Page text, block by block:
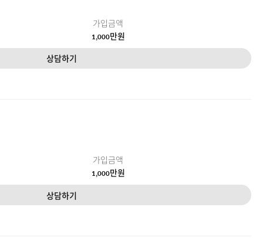
가입금액
1,000만원
상담하기
가입금액
1,000만원
상담하기